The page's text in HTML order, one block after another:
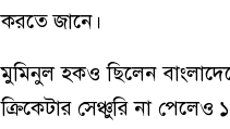
করতে জানে।
মুমিনুল হকও ছিলেন
ক্রিকেটার সেঞ্চুরি না পেলেও